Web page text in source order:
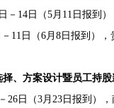
日－ 14 日（5月 11 日报到）
11 日（6月8 日报到），
、方案设计暨员工持
26 日（3月23 日报到）